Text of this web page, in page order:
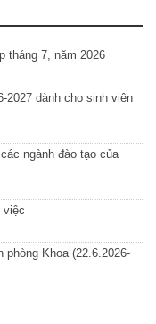
tháng 7, năm 2026
2027 dành cho sinh viên
ngành đào tạo của
việc
Khoa (22.6.2026-